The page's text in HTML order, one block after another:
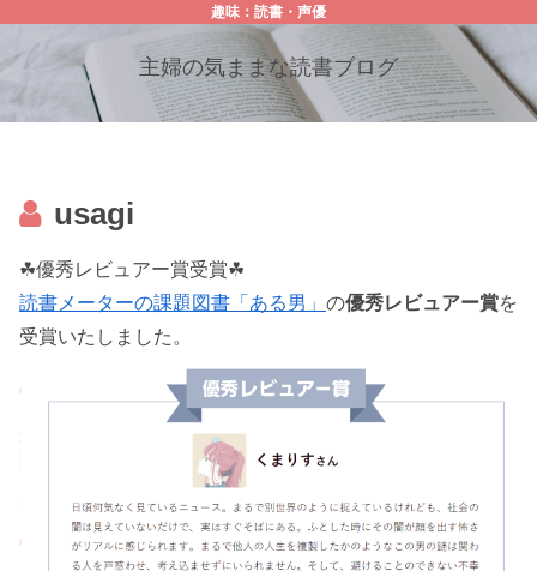
趣味：読書・声優
主婦の気ままな読書ブログ
usagi
☘優秀レビュアー賞受賞☘
読書メーターの課題図書「ある男」 の優秀レビュアー賞を
受賞いたしました。